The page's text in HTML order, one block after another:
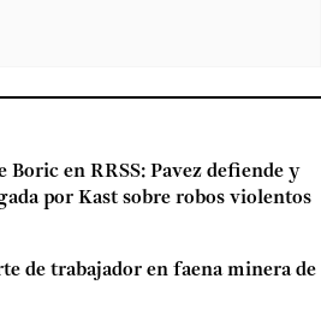
Boric en RRSS: Pavez defiende y
por Kast sobre robos violentos
de trabajador en faena minera de